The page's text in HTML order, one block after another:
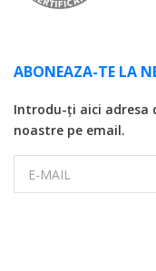
ABONEAZA-TE LA
Introdu-ți aici adresa
noastre pe email.